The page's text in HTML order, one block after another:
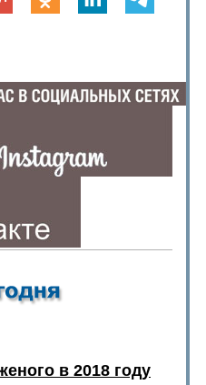
в 2018 году